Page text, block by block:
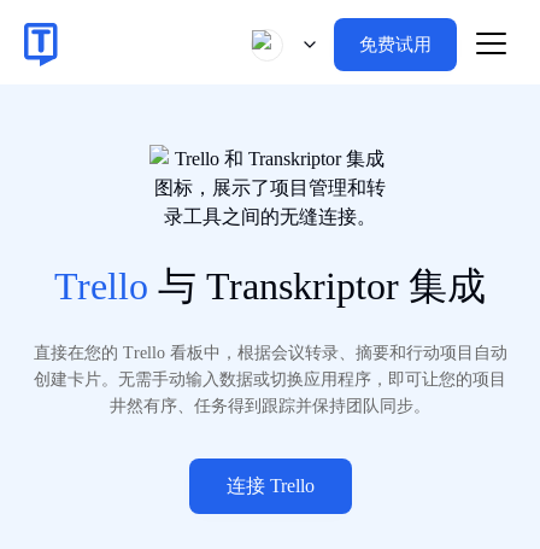
免费试用
Trello 与 Transkriptor 集成
直接在您的 Trello 看板中，根据会议转录、摘要和行动项目自动
创建卡片。无需手动输入数据或切换应用程序，即可让您的项目
井然有序、任务得到跟踪并保持团队同步。
连接 Trello